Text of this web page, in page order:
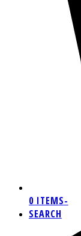
0 ITEMS-
SEARCH